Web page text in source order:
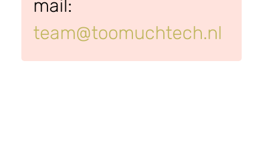
team@toomuchtech.nl